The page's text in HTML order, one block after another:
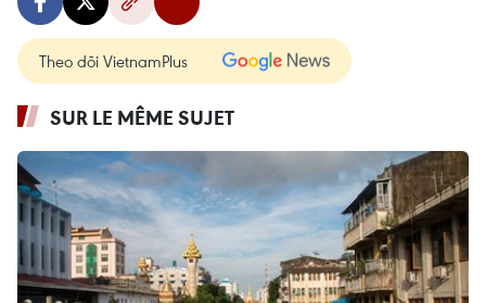
Theo dõi VietnamPlus
SUR LE MÊME SUJET